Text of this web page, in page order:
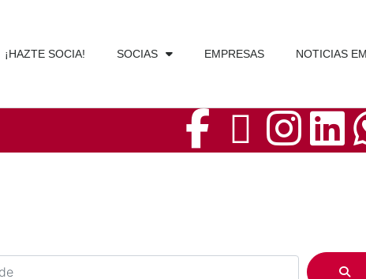
¡HAZTE SOCIA! SOCIAS EMPRESAS NOTICIAS